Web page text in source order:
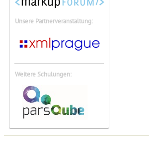
Unsere Partnerveranstaltung:
Weitere Schulungen: